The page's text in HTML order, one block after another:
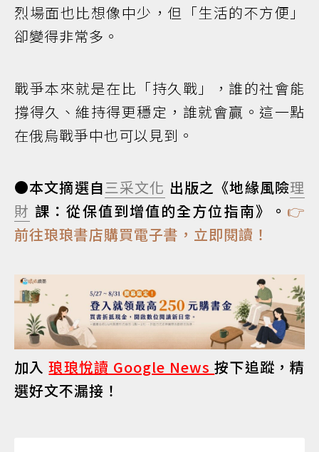
烈場面也比想像中少，但「生活的不方便」
卻變得非常多。
戰爭本來就是在比「持久戰」，誰的社會能
撐得久、維持得更穩定，誰就會贏。這一點
在俄烏戰爭中也可以見到。
●本文摘選自三采文化 出版之《地緣風險理
財 課：從保值到增值的全方位指南》。 👉
前往琅琅書店購買電子書，立即閱讀！
加入琅琅悅讀 Google News按下追蹤，精
選好文不漏接！